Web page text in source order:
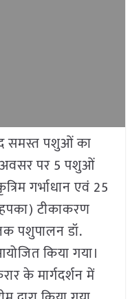
समस्त पशुओं का
अवसर पर 5 पशुओं
गर्भाधान एवं 25
टीकाकरण
पशुपालन डॉ.
किया गया।
के मार्गदर्शन में